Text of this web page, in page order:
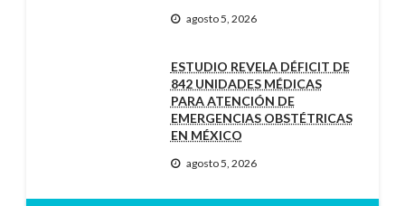
agosto 5, 2026
ESTUDIO REVELA DÉFICIT DE
842 UNIDADES MÉDICAS
PARA ATENCIÓN DE
EMERGENCIAS OBSTÉTRICAS
EN MÉXICO
agosto 5, 2026